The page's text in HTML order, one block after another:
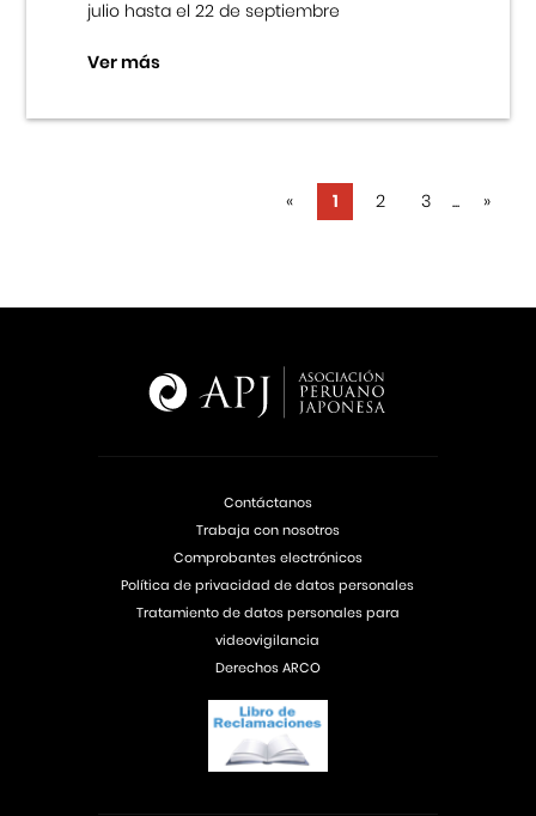
julio hasta el 22 de septiembre
Ver más
« 1 2 3 ... »
Contáctanos
Trabaja con nosotros
Comprobantes electrónicos
Política de privacidad de datos personales
Tratamiento de datos personales para
videovigilancia
Derechos ARCO